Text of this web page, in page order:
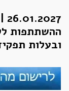
26.01.2027 | אקספו תל אביב | ביתן 10
ההשתתפות
ובעלות